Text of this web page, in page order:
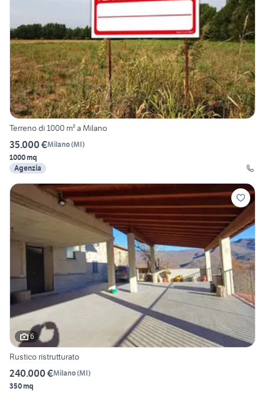
Terreno di 1000 m² a Milano
35.000 €Milano(MI)
1000 mq
Agenzia
6
Rustico ristrutturato
240.000 €Milano(MI)
350 mq